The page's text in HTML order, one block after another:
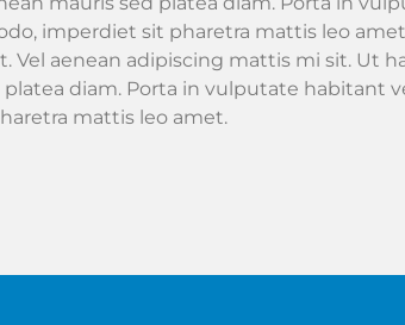
imperdiet sit pharetra mattis leo
Vel aenean adipiscing mattis mi sit. Ut
diam. Porta in vulputate habitant
mattis leo amet.